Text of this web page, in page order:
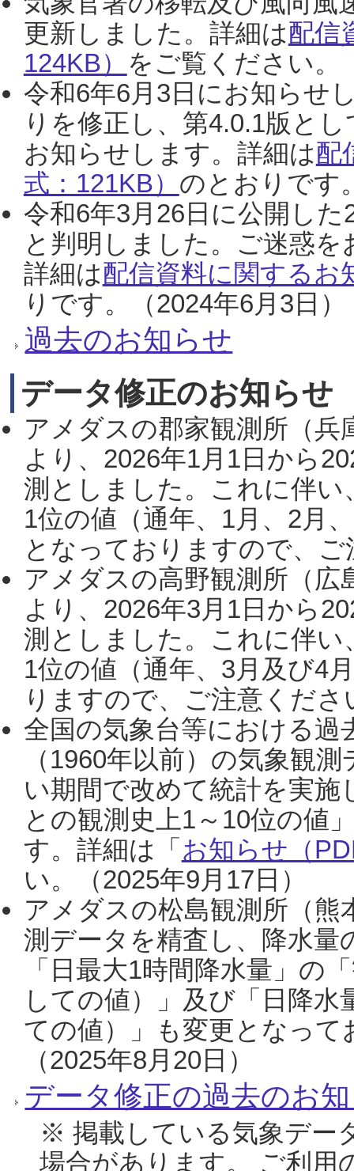
更新しました。詳細は配信
124KB） をご覧ください。
令和6年6月3日にお知らせ
りを修正し、第4.0.1版と
お知らせします。詳細は配
式：121KB） のとおりです
令和6年3月26日に公開し
と判明しました。ご迷惑
詳細は配信資料に関するお
りです。（2024年6月3日）
過去のお知らせ
データ修正のお知らせ
アメダスの郡家観測所（
より、2026年1月1日から
測としました。これに伴い
1位の値（通年、1月、2月
となっておりますので、
アメダスの高野観測所（
より、2026年3月1日から
測としました。これに伴い
1位の値（通年、3月及び4
りますので、ご注意くだ
全国の気象台等における過
（1960年以前）の気象観
い期間で改めて統計を実
との観測史上1～10位の値
す。詳細は「 お知らせ（
い。（2025年9月17日）
アメダスの松島観測所（熊
測データを精査し、降水
「日最大1時間降水量」の
しての値）」及び「日降
ての値）」も変更となっ
（2025年8月20日）
データ修正の過去のお
※ 掲載している気象デー
場合があります。 ご利用